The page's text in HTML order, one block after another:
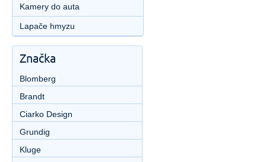
Kamery do auta
Lapače hmyzu
Značka
Blomberg
Brandt
Ciarko Design
Grundig
Kluge